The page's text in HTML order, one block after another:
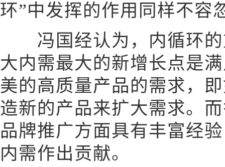
环”中发挥的作用同样不容
冯国经认为，内循环的
大内需最大的新增长点是
美的高质量产品的需求，
造新的产品来扩大需求。
品牌推广方面具有丰富经
内需作出贡献。